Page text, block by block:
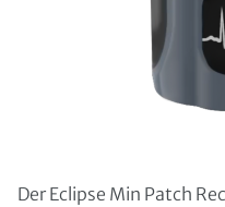
Der Eclipse Min Patch